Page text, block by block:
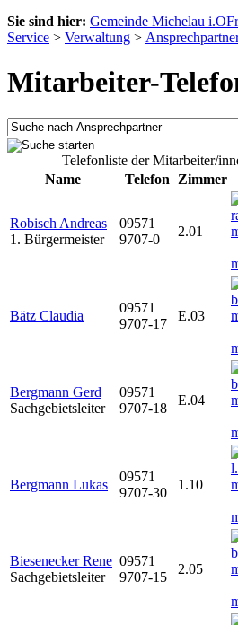
Sie sind hier: Gemeinde Michelau
Service > Verwaltung >
Mitarbeiter-
Telefonliste der Mitarbeiter/
Name
Telefon Zimmer
Robisch Andreas
1. Bürgermeister
09571
9707-0
2.01
Bätz Claudia
09571
9707-17
E.03
Bergmann Gerd
Sachgebietsleiter
09571
9707-18
E.04
Bergmann Lukas
09571
9707-30
1.10
Biesenecker Rene
Sachgebietsleiter
09571
9707-15
2.05